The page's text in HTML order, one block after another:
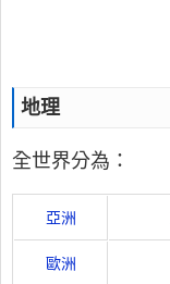
地理
全世界分為：
亞洲
歐洲